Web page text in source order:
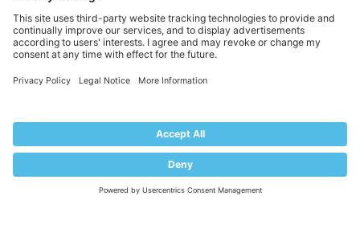
Help Center
Migrate to Plesk
Contact Us
Plesk Lifecycle Policy
Contributor Program